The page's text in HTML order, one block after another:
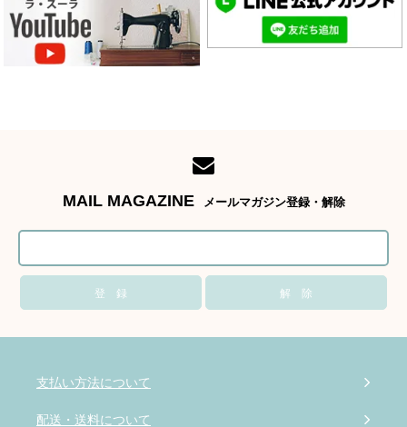
MAIL MAGAZINE メールマガジン登録・解除
支払い方法について
配送・送料について